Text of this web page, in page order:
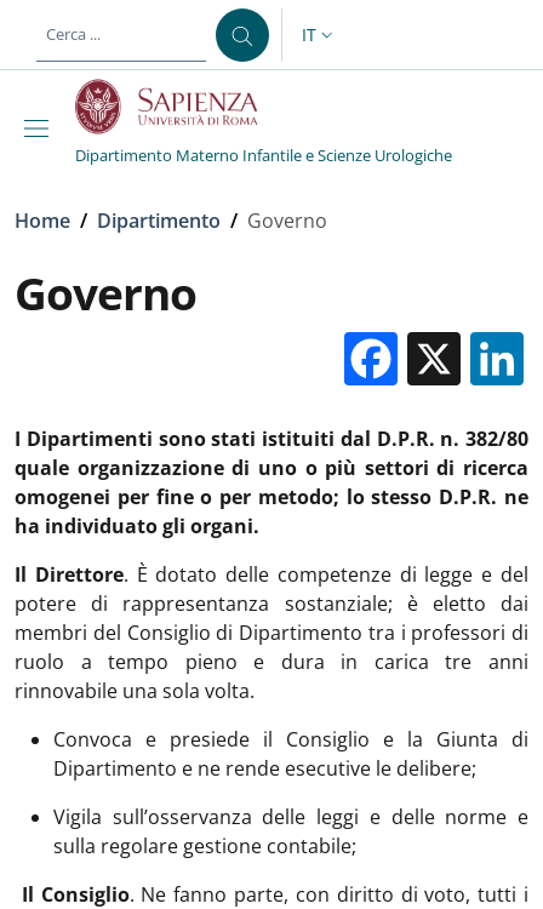
al contenuto principale
SELETTORE LINGUA:
IT
Dipartimento Materno Infantile e Scienze Urologiche
Briciole di pane
Home / Dipartimento / Governo
Governo
X
I Dipartimenti sono stati istituiti dal D.P.R. n. 382/80
quale organizzazione di uno o più settori di ricerca
omogenei per fine o per metodo; lo stesso D.P.R. ne
ha individuato gli organi.
Il Direttore. È dotato delle competenze di legge e del
potere di rappresentanza sostanziale; è eletto dai
membri del Consiglio di Dipartimento tra i professori di
ruolo a tempo pieno e dura in carica tre anni
rinnovabile una sola volta.
Convoca e presiede il Consiglio e la Giunta di
Dipartimento e ne rende esecutive le delibere;
Vigila sull’osservanza delle leggi e delle norme e
sulla regolare gestione contabile;
Il Consiglio. Ne fanno parte, con diritto di voto, tutti i